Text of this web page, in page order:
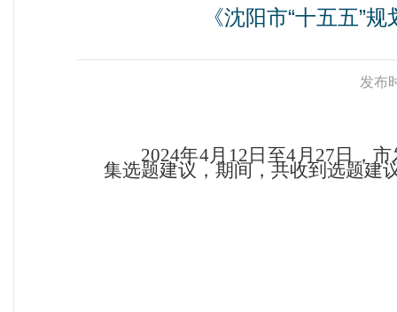
《沈阳市“十五五”
发布
2024年4月 12 日至4月 27 日，
集选题建议，期间，共收到选题建